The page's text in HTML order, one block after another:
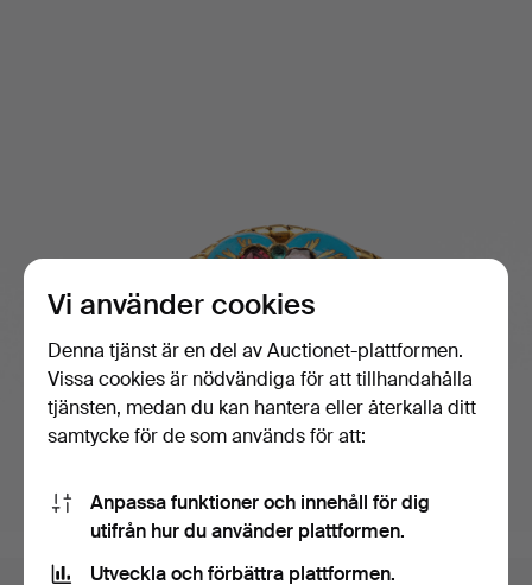
Vi använder cookies
Denna tjänst är en del av Auctionet-plattformen.
Vissa cookies är nödvändiga för att tillhandahålla
tjänsten, medan du kan hantera eller återkalla ditt
samtycke för de som används för att:
Anpassa funktioner och innehåll för dig
utifrån hur du använder plattformen.
Utveckla och förbättra plattformen.